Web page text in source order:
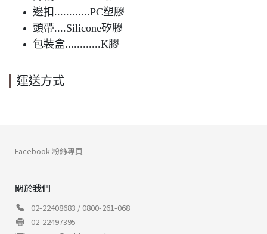
邊扣............PC塑膠
頭帶....Silicone矽膠
包裝盒............K膠
運送方式
關於我們
02-22408683 / 0800-261-068
02-22497395
Facebook 粉絲專頁